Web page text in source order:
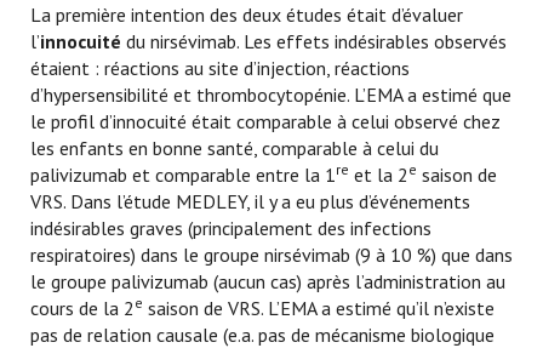
La première intention des deux études était d’évaluer
l’innocuité du nirsévimab. Les effets indésirables observés
étaient : réactions au site d’injection, réactions
d’hypersensibilité et thrombocytopénie. L’EMA a estimé que
le profil d’innocuité était comparable à celui observé chez
les enfants en bonne santé, comparable à celui du
palivizumab et comparable entre la 1re et la 2 e saison de
VRS. Dans l’étude MEDLEY, il y a eu plus d’événements
indésirables graves (principalement des infections
respiratoires) dans le groupe nirsévimab (9 à 10 %) que dans
le groupe palivizumab (aucun cas) après l’administration au
cours de la 2 e saison de VRS. L’EMA a estimé qu’il n’existe
pas de relation causale (e.a. pas de mécanisme biologique